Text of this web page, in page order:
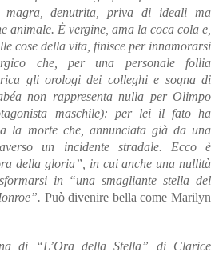
magra, denutrita, priva di ideali ma
animale. È vergine, ama la coca cola e,
cose della vita, finisce per innamorarsi
che, per una personale follia
gli orologi dei colleghi e sogna di
non rappresenta nulla per Olimpo
maschile): per lei il fato ha
la morte che, annunciata già da una
un incidente stradale. Ecco è
della gloria”, in cui anche una nullità
in “una smagliante stella del
Può divenire bella come Marilyn
di “L’Ora della Stella” di Clarice